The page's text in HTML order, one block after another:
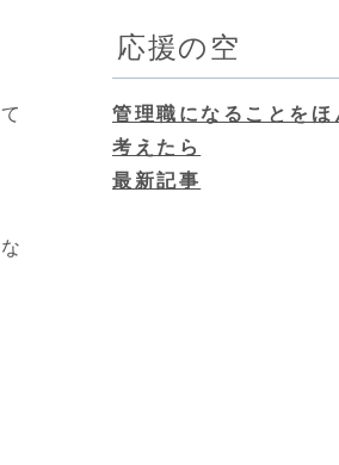
応援の空
管理職になることをほ
考えたら
最新記事